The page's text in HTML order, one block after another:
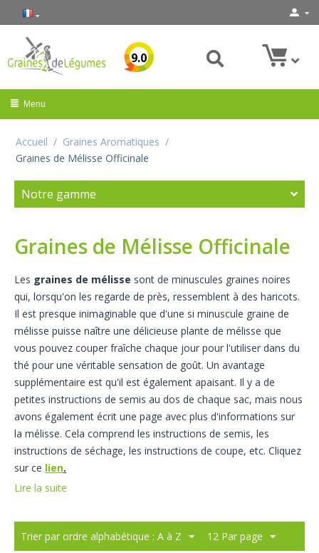
9.0
Menu
Accueil / Graines Aromatiques /
Graines de Mélisse Officinale
Notre gamme
Graines de Mélisse Officinale
Les graines de mélisse sont de minuscules graines noires
qui, lorsqu'on les regarde de près, ressemblent à des haricots.
Il est presque inimaginable que d'une si minuscule graine de
mélisse puisse naître une délicieuse plante de mélisse que
vous pouvez couper fraîche chaque jour pour l'utiliser dans du
thé pour une véritable sensation de goût. Un avantage
supplémentaire est qu'il est également apaisant. Il y a de
petites instructions de semis au dos de chaque sac, mais nous
avons également écrit une page avec plus d'informations sur
la mélisse. Cela comprend les instructions de semis, les
instructions de séchage, les instructions de coupe, etc. Cliquez
sur ce lien.
Lire la suite
Trier par ordre alphabétique : A à Z 12 Par page